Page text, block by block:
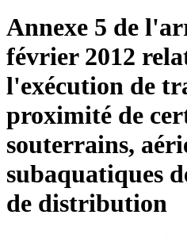
Annexe 5 de
février 2012
l'exécution de
proximité de
souterrains,
subaquatiques
de distribution